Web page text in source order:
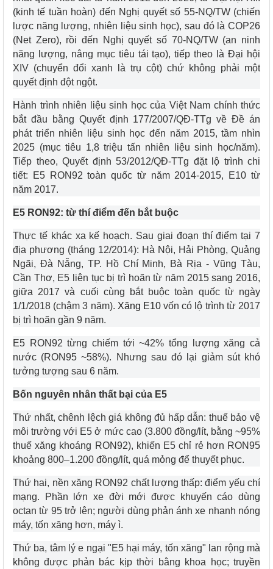
(kinh tế tuần hoàn) đến Nghị quyết số 55-NQ/TW (chiến
lược năng lượng, nhiên liệu sinh học), sau đó là COP26
(Net Zero), rồi đến Nghị quyết số 70-NQ/TW (an ninh
năng lượng, nâng mục tiêu tái tạo), tiếp theo là Đại hội
XIV (chuyển đổi xanh là trụ cột) chứ không phải một
quyết định đột ngột.
Hành trình nhiên liệu sinh học của Việt Nam chính thức
bắt đầu bằng Quyết định 177/2007/QĐ-TTg về Đề án
phát triển nhiên liệu sinh học đến năm 2015, tầm nhìn
2025 (mục tiêu 1,8 triệu tấn nhiên liệu sinh học/năm).
Tiếp theo, Quyết định 53/2012/QĐ-TTg đặt lộ trình chi
tiết: E5 RON92 toàn quốc từ năm 2014-2015, E10 từ
năm 2017.
E5 RON92: từ thí điểm đến bắt buộc
Thực tế khác xa kế hoạch. Sau giai đoạn thí điểm tại 7
địa phương (tháng 12/2014): Hà Nội, Hải Phòng, Quảng
Ngãi, Đà Nẵng, TP. Hồ Chí Minh, Bà Rịa - Vũng Tàu,
Cần Thơ, E5 liên tục bị trì hoãn từ năm 2015 sang 2016,
giữa 2017 và cuối cùng bắt buộc toàn quốc từ ngày
1/1/2018 (chậm 3 năm). Xăng E10vốn có lộ trình từ 2017
bị trì hoãn gần 9 năm.
E5 RON92 từng chiếm tới ~42% tổng lượng xăng cả
nước (RON95 ~58%). Nhưng sau đó lại giảm sút khó
tưởng tượng sau 6 năm.
Bốn nguyên nhân thất bại của E5
Thứ nhất, chênh lệch giá không đủ hấp dẫn: thuế bảo vệ
môi trường với E5 ở mức cao (3.800 đồng/lít, bằng ~95%
thuế xăng khoáng RON92), khiến E5 chỉ rẻ hơn RON95
khoảng 800–1.200 đồng/lít, quá mỏng để thuyết phục.
Thứ hai, nền xăng RON92 chất lượng thấp: điểm yếu chí
mạng. Phần lớn xe đời mới được khuyến cáo dùng
octan từ 95 trở lên; người dùng phản ánh xe nhanh nóng
máy, tốn xăng hơn, máy ì.
Thứ ba, tâm lý e ngại "E5 hại máy, tốn xăng" lan rộng mà
không được phản bác kịp thời bằng khoa học; truyền